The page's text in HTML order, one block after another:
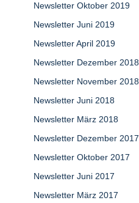
Newsletter Oktober 2019
Newsletter Juni 2019
Newsletter April 2019
Newsletter Dezember 2018
Newsletter November 2018
Newsletter Juni 2018
Newsletter März 2018
Newsletter Dezember 2017
Newsletter Oktober 2017
Newsletter Juni 2017
Newsletter März 2017